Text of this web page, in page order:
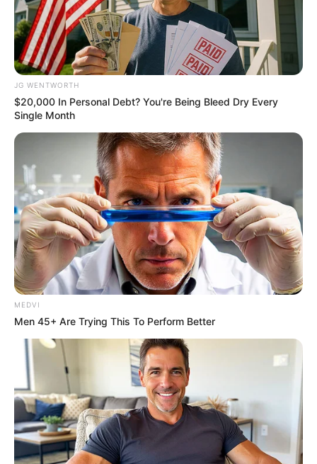
– วันพฤหัสบดีที่ 11 กรกฎาคม 2562
เวลา 18.39 – 23.29 น.
– วันศุกร์ที่ 12 กรกฎาคม 2562
เวลา 17.29 – 18.59 น.
– วันเสาร์ที่ 20 กรกฎาคม 2562
เวลา 12.29 – 15.49 น.
– วันพฤหัสบดีที่ 25 กรกฎาคม 2562
เวลา 11.49 – 12.59 น.
– วันศุกร์ที่ 26 กรกฎาคม 2562
เวลา 13.29 – 14.49 น.
– วันเสาร์ที่ 27 กรกฎาคม 2562
เวลา 14.19 – 15.59 น.
– วันศุกร์ที่ 30 กรกฎาคม 2562
JG WENTWORTH
$20,000 In Personal Debt? You're Being Bleed Dry Every
Single Month
MEDVI
Men 45+ Are Trying This To Perform Better